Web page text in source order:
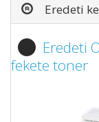
Eredeti
Eredeti
fekete toner